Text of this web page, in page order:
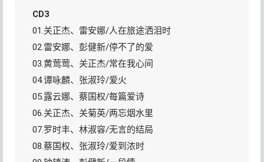
CD3
01.关正杰、雷安娜/人在旅途洒泪时
02.雷安娜、彭健新/停不了的爱
03.黄莺莺、关正杰/常在我心间
04.谭咏麟、张淑玲/爱火
05.露云娜、蔡国权/每篇爱诗
06.关正杰、关菊英/两忘烟水里
07.罗时丰、林淑容/无言的结局
08.蔡国权、张淑玲/爱到浓时